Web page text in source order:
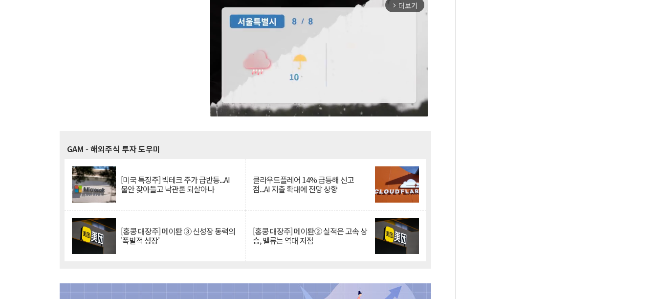
arrow_forward_ios 더보기
GAM - 해외주식 투자 도우미
[미국 특징주] 빅테크 주가 급반등...AI
불안 잦아들고 낙관론 되살아나
클라우드플레어 14% 급등해 신고
점...AI 지출 확대에 전망 상향
[홍콩 대장주] 메이퇀 ③ 신성장 동력의
'폭발적 성장'
[홍콩 대장주] 메이퇀② 실적은 고속 상
승, 밸류는 역대 저점